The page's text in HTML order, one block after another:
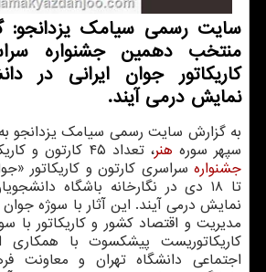
سایت رسمی سیامك یزدانجو:
منتخب دهمین جشنواره
كاریكاتور جوان ایرانی در
نمایش درمی آیند.
به گزارش سایت رسمی سیامك یزدانجو
سپهر سوره هنر، تعداد ۴۵ كارتون و كاریكاتور منتخب دهمین
جشنواره
تا ۱۸ دی در نگارخانه باشگاه
نمایش درمی آیند. این آثار با سوژه
مدیریت و اقتصاد كشور و كاریكاتور با
كاریكاتوریست پیشكسوت با همكاری
اجتماعی دانشگاه تهران و معاونت